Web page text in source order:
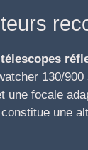
télescopes
130/
une focale
une